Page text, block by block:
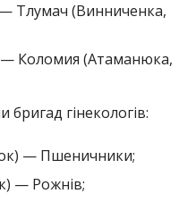
Тлумач (Винниченка,
— Коломия (Атаманюка,
бригад гінекологів:
— Пшеничники;
— Рожнів;